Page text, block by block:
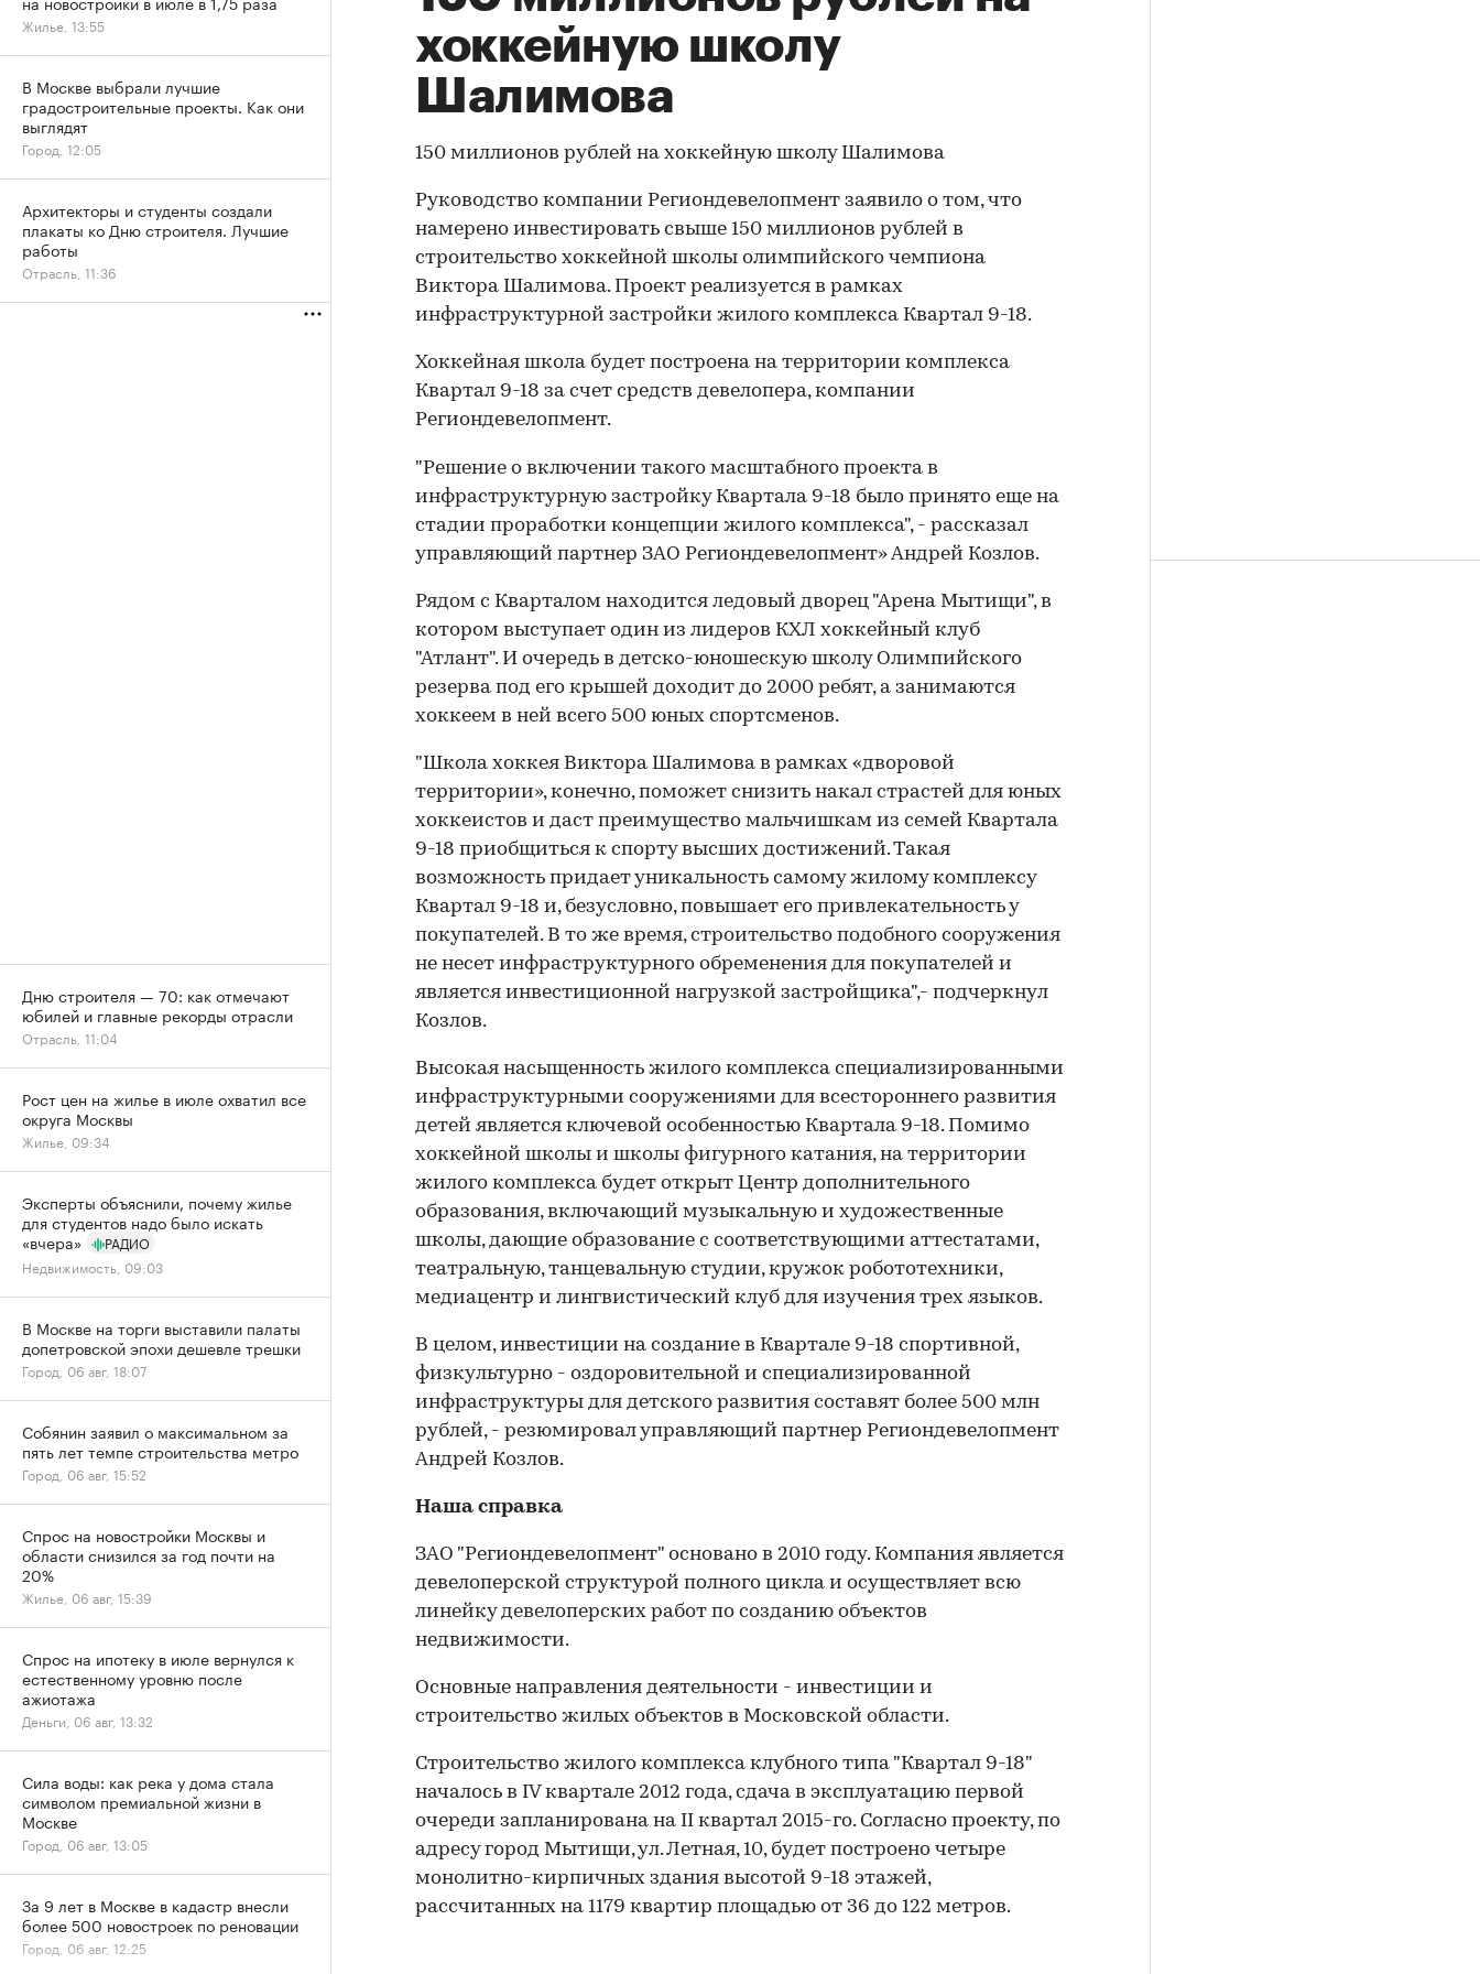
хоккейную школу
Шалимова
150 миллионов рублей на хоккейную школу Шалимова
Руководство компании Региондевелопмент заявило о том, что
намерено инвестировать свыше 150 миллионов рублей в
строительство хоккейной школы олимпийского чемпиона
Виктора Шалимова. Проект реализуется в рамках
инфраструктурной застройки жилого комплекса Квартал 9-18.
Хоккейная школа будет построена на территории комплекса
Квартал 9-18 за счет средств девелопера, компании
Региондевелопмент.
"Решение о включении такого масштабного проекта в
инфраструктурную застройку Квартала 9-18 было принято еще на
стадии проработки концепции жилого комплекса", - рассказал
управляющий партнер ЗАО Региондевелопмент» Андрей Козлов.
Рядом с Кварталом находится ледовый дворец "Арена Мытищи", в
котором выступает один из лидеров КХЛ хоккейный клуб
"Атлант". И очередь в детско-юношескую школу Олимпийского
резерва под его крышей доходит до 2000 ребят, а занимаются
хоккеем в ней всего 500 юных спортсменов.
"Школа хоккея Виктора Шалимова в рамках «дворовой
территории», конечно, поможет снизить накал страстей для юных
хоккеистов и даст преимущество мальчишкам из семей Квартала
9-18 приобщиться к спорту высших достижений. Такая
возможность придает уникальность самому жилому комплексу
Квартал 9-18 и, безусловно, повышает его привлекательность у
покупателей. В то же время, строительство подобного сооружения
не несет инфраструктурного обременения для покупателей и
является инвестиционной нагрузкой застройщика",- подчеркнул
Козлов.
Высокая насыщенность жилого комплекса специализированными
инфраструктурными сооружениями для всестороннего развития
детей является ключевой особенностью Квартала 9-18. Помимо
хоккейной школы и школы фигурного катания, на территории
жилого комплекса будет открыт Центр дополнительного
образования, включающий музыкальную и художественные
школы, дающие образование с соответствующими аттестатами,
театральную, танцевальную студии, кружок робототехники,
медиацентр и лингвистический клуб для изучения трех языков.
В целом, инвестиции на создание в Квартале 9-18 спортивной,
физкультурно - оздоровительной и специализированной
инфраструктуры для детского развития составят более 500 млн
рублей, - резюмировал управляющий партнер Региондевелопмент
Андрей Козлов.
Наша справка
ЗАО "Региондевелопмент" основано в 2010 году. Компания является
девелоперской структурой полного цикла и осуществляет всю
линейку девелоперских работ по созданию объектов
недвижимости.
Основные направления деятельности - инвестиции и
строительство жилых объектов в Московской области.
Строительство жилого комплекса клубного типа "Квартал 9-18"
началось в IV квартале 2012 года, сдача в эксплуатацию первой
очереди запланирована на II квартал 2015-го. Согласно проекту, по
адресу город Мытищи, ул. Летная, 10, будет построено четыре
монолитно-кирпичных здания высотой 9-18 этажей,
рассчитанных на 1179 квартир площадью от 36 до 122 метров.
Жилье, 13:55
В Москве выбрали лучшие
градостроительные проекты. Как они
выглядят
Город, 12:05
Архитекторы и студенты создали
плакаты ко Дню строителя. Лучшие
работы
Отрасль, 11:36
Дню строителя — 70: как отмечают
юбилей и главные рекорды отрасли
Отрасль, 11:04
Рост цен на жилье в июле охватил все
округа Москвы
Жилье, 09:34
Эксперты объяснили, почему жилье
для студентов надо было искать
«вчера»
РАДИО
Недвижимость, 09:03
В Москве на торги выставили палаты
допетровской эпохи дешевле трешки
Город, 06 авг, 18:07
Собянин заявил о максимальном за
пять лет темпе строительства метро
Город, 06 авг, 15:52
Спрос на новостройки Москвы и
области снизился за год почти на
20%
Жилье, 06 авг, 15:39
Спрос на ипотеку в июле вернулся к
естественному уровню после
ажиотажа
Деньги, 06 авг, 13:32
Сила воды: как река у дома стала
символом премиальной жизни в
Москве
Город, 06 авг, 13:05
За 9 лет в Москве в кадастр внесли
более 500 новостроек по реновации
Город, 06 авг, 12:25